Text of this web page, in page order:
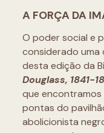
A FORÇA DA
O poder social e
considerado uma
desta edição da
Douglass, 1841-
que encontramos
pontas do
abolicionista